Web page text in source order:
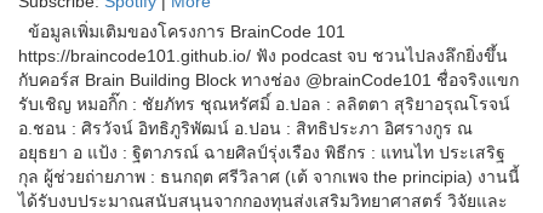
ข้อมูลเพิ่มเติมของโครงการ BrainCode 101
https://braincode101.github.io/ ฟัง podcast จบ ชวนไปลงลึกยิ่งขึ้น
กับคอร์ส Brain Building Block ทางช่อง @brainCode101 ชื่อจริงแขก
รับเชิญ หมอกิ๊ก : ชัยภัทร ชุณหรัศมิ์ อ.ปอล : ลลิตตา สุริยาอรุณโรจน์
อ.ชอน : ศิรวัจน์ อิทธิภูริพัฒน์ อ.ปอน : สิทธิประภา อิศรางกูร ณ
อยุธยา อ แป้ง : ฐิตาภรณ์ ฉายศิลป์รุ่งเรือง พิธีกร : แทนไท ประเสริฐ
กุล ผู้ช่วยถ่ายภาพ : ธนกฤต ศรีวิลาศ (เต้ จากเพจ the principia) งานนี้
ได้รับงบประมาณสนับสนุนจากกองทุนส่งเสริมวิทยาศาสตร์ วิจัยและ